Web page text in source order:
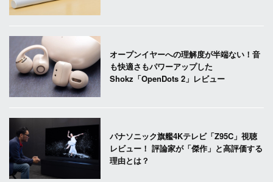
オープンイヤーへの理解度が半端ない！音
も快適さもパワーアップした
Shokz「OpenDots 2」レビュー
パナソニック旗艦4Kテレビ「Z95C」視聴
レビュー！ 評論家が「傑作」と高評価する
理由とは？